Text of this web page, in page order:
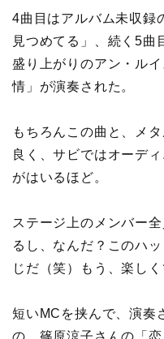
4曲目はアルバム未収録
見つめてる」、続く5曲
盛り上がりのアン・ル
情」が演奏された。
もちろんこの曲と、メ
良く、サビではオーデ
がはいるほど。
ステージ上のメンバー
るし、なんだ？このハ
じだ（笑）もう、楽し
短いMCを挟んで、演奏